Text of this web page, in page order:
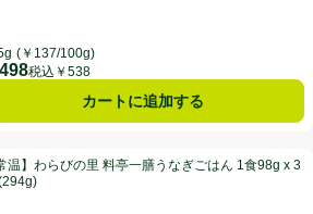
(￥137/100g)
税込￥538
カートに追加する
膳うなぎごはん 1食98g x 3個 (294g)
間
中0.0点。
温】わらびの里 料亭一膳うなぎごはん 1食98g x 3